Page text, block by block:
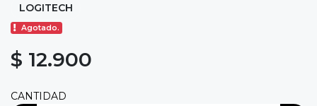
LOGITECH
Agotado.
$ 12.900
CANTIDAD